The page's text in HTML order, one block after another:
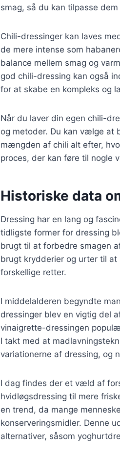
smag, så du kan tilpasse
Chili-dressinger kan laves
de mere intense som
balance mellem smag og
god chili-dressing kan også
for at skabe en kompleks og
Når du laver din egen chili-
og metoder. Du kan vælge at
mængden af chili alt efter,
proces, der kan føre til nogle
Historiske data
Dressing har en lang og
tidligste former for dressing
brugt til at forbedre smagen
brugt krydderier og urter til at
forskellige retter.
I middelalderen begyndte
dressinger blev en vigtig del
vinaigrette-dressingen
I takt med at
variationerne af dressing, og
I dag findes der et væld af
hvidløgsdressing til mere
en trend, da mange
konserveringsmidler. Denne
alternativer, såsom